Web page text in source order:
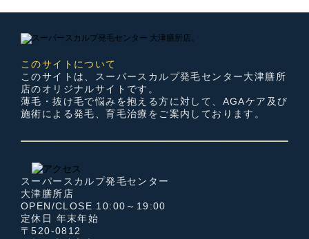
このサイトについて
このサイトは、スーパースカルプ発毛センター大津膳所
店のオリジナルサイトです。
薄毛・抜け毛で悩みを抱える方に対して、AGAケア及び
施術による発毛、育毛治療をご案内しております。
スーパースカルプ発毛センター
大津膳所店
OPEN/CLOSE 10:00～19:00
定休日 年末年始
〒520-0812